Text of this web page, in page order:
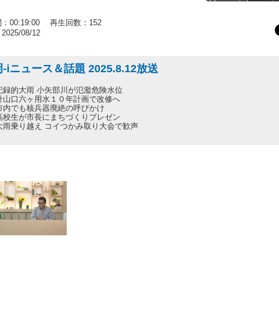
：00:19:00 再生回数：152
08/12
-iニュース＆話題 2025.8.12放送
録的大雨 小矢部川が氾濫危険水位
山口六ヶ用水１０年計画で改修へ
内でも核兵器廃絶の呼びかけ
校生が市長にまちづくりプレゼン
雨乗り越え コイつかみ取り大会で歓声